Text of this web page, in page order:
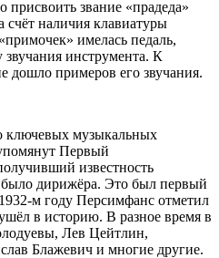
звание «прадеда»
счёт наличия клавиатуры
имелась педаль,
инструмента. К
примеров его звучания.
ключевых музыкальных
Первый
известность
было дирижёра. Это был первый
м году Персимфанс отметил
в историю. В разное время в
Лев Цейтлин,
Блажевич и многие другие.